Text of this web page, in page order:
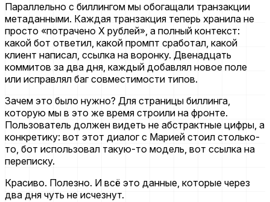
Параллельно с биллингом мы обогащали транзакции
метаданными. Каждая транзакция теперь хранила не
просто «потрачено X рублей», а полный контекст:
какой бот ответил, какой промпт сработал, какой
клиент написал, ссылка на воронку. Двенадцать
коммитов за два дня, каждый добавлял новое поле
или исправлял баг совместимости типов.
Зачем это было нужно? Для страницы биллинга,
которую мы в это же время строили на фронте.
Пользователь должен видеть не абстрактные цифры, а
конкретику: вот этот диалог с Марией стоил столько-
то, бот использовал такую-то модель, вот ссылка на
переписку.
Красиво. Полезно. И всё это данные, которые через
два дня чуть не исчезнут.